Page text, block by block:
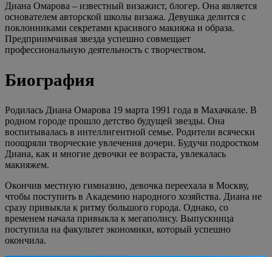
Диана Омарова – известный визажист, блогер. Она является
основателем авторской школы визажа. Девушка делится с
поклонниками секретами красивого макияжа и образа.
Предприимчивая звезда успешно совмещает
профессиональную деятельность с творчеством.
Биография
Родилась Диана Омарова 19 марта 1991 года в Махачкале. В
родном городе прошло детство будущей звезды. Она
воспитывалась в интеллигентной семье. Родители всячески
поощряли творческие увлечения дочери. Будучи подростком
Диана, как и многие девочки ее возраста, увлекалась
макияжем.
Окончив местную гимназию, девочка переехала в Москву,
чтобы поступить в Академию народного хозяйства. Диана не
сразу привыкла к ритму большого города. Однако, со
временем начала привыкла к мегаполису. Выпускница
поступила на факультет экономики, который успешно
окончила.